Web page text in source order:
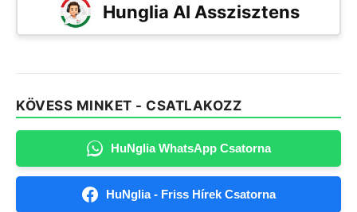
Hunglia AI Asszisztens
KÖVESS MINKET - CSATLAKOZZ
HuNglia WhatsApp Csatorna
HuNglia - Friss Hírek Csatorna